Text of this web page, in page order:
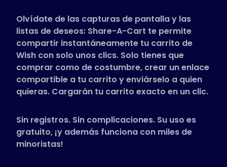
Español (Spanish)
Olvídate de las capturas de pantalla y las
listas de deseos: Share-A-Cart te permite
compartir instantáneamente tu carrito de
Wish con solo unos clics. Solo tienes que
comprar como de costumbre, crear un enlace
compartible a tu carrito y enviárselo a quien
quieras. Cargarán tu carrito exacto en un clic.
Sin registros. Sin complicaciones. Su uso es
gratuito, ¡y además funciona con miles de
minoristas!